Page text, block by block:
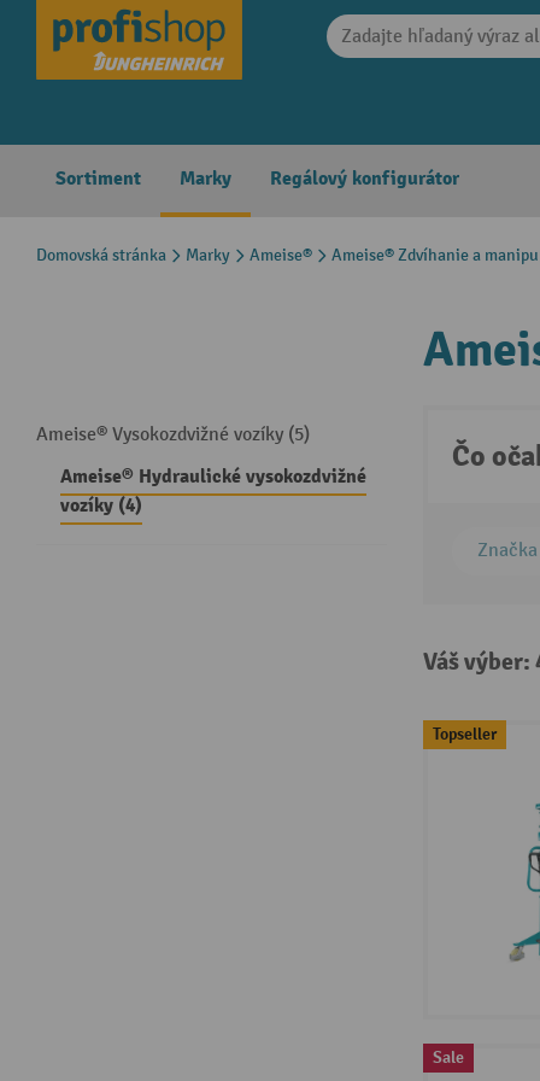
Skip to main navigation
Sortiment Marky Regálový konfigurátor
Domovská stránka Marky Ameise® Ameise® Zdvíhanie a
Ameise® Vysokozdvižné vozíky (5)
Ameise® Hydraulické vysokozdvižné
vozíky (4)
Čo
Značka
Váš
Topseller
Sale